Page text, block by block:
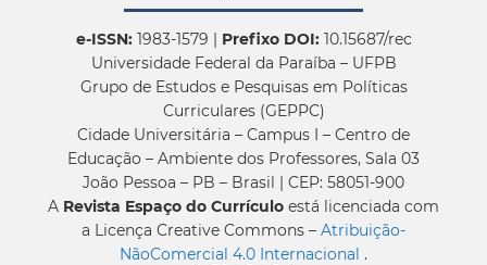
e-ISSN:1983-1579 | Prefixo DOI:10.15687/rec
Universidade Federal da Paraíba – UFPB
Grupo de Estudos e Pesquisas em Políticas
Curriculares (GEPPC)
Cidade Universitária – Campus I – Centro de
Educação – Ambiente dos Professores, Sala 03
João Pessoa – PB – Brasil | CEP: 58051-900
A Revista Espaço do Currículo está licenciada com
a Licença Creative Commons – Atribuição-
NãoComercial 4.0 Internacional .